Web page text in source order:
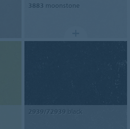
3883 moonstone
2939/72939 black